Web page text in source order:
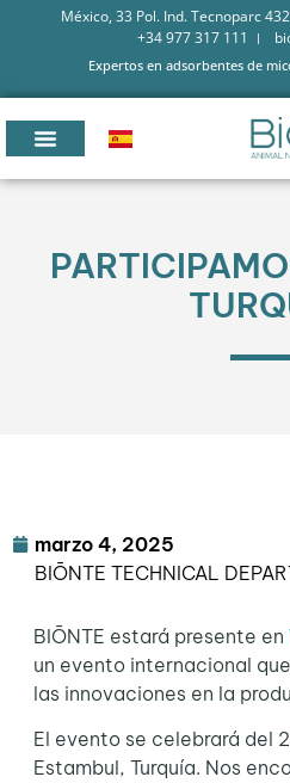
México, 33 Pol. Ind. Tecnoparc
+34 977 317 111
Expertos en adsorbentes de
marzo 4, 2025
BIŌNTE TECHNICAL
BIŌNTE estará presente en
un evento internacional
las innovaciones en la
El evento se celebrará del
Estambul, Turquía. Nos